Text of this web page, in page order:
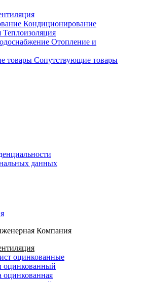
Кондиционирование
Теплоизоляция
Отопление и
Сопутствующие товары
данных
Компания
оцинкованные
оцинкованный
оцинкованная